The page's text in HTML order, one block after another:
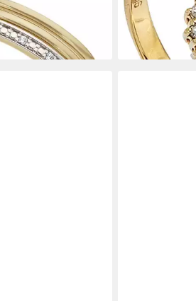
332,75 €
bei dir
lieferbar - in 2-3